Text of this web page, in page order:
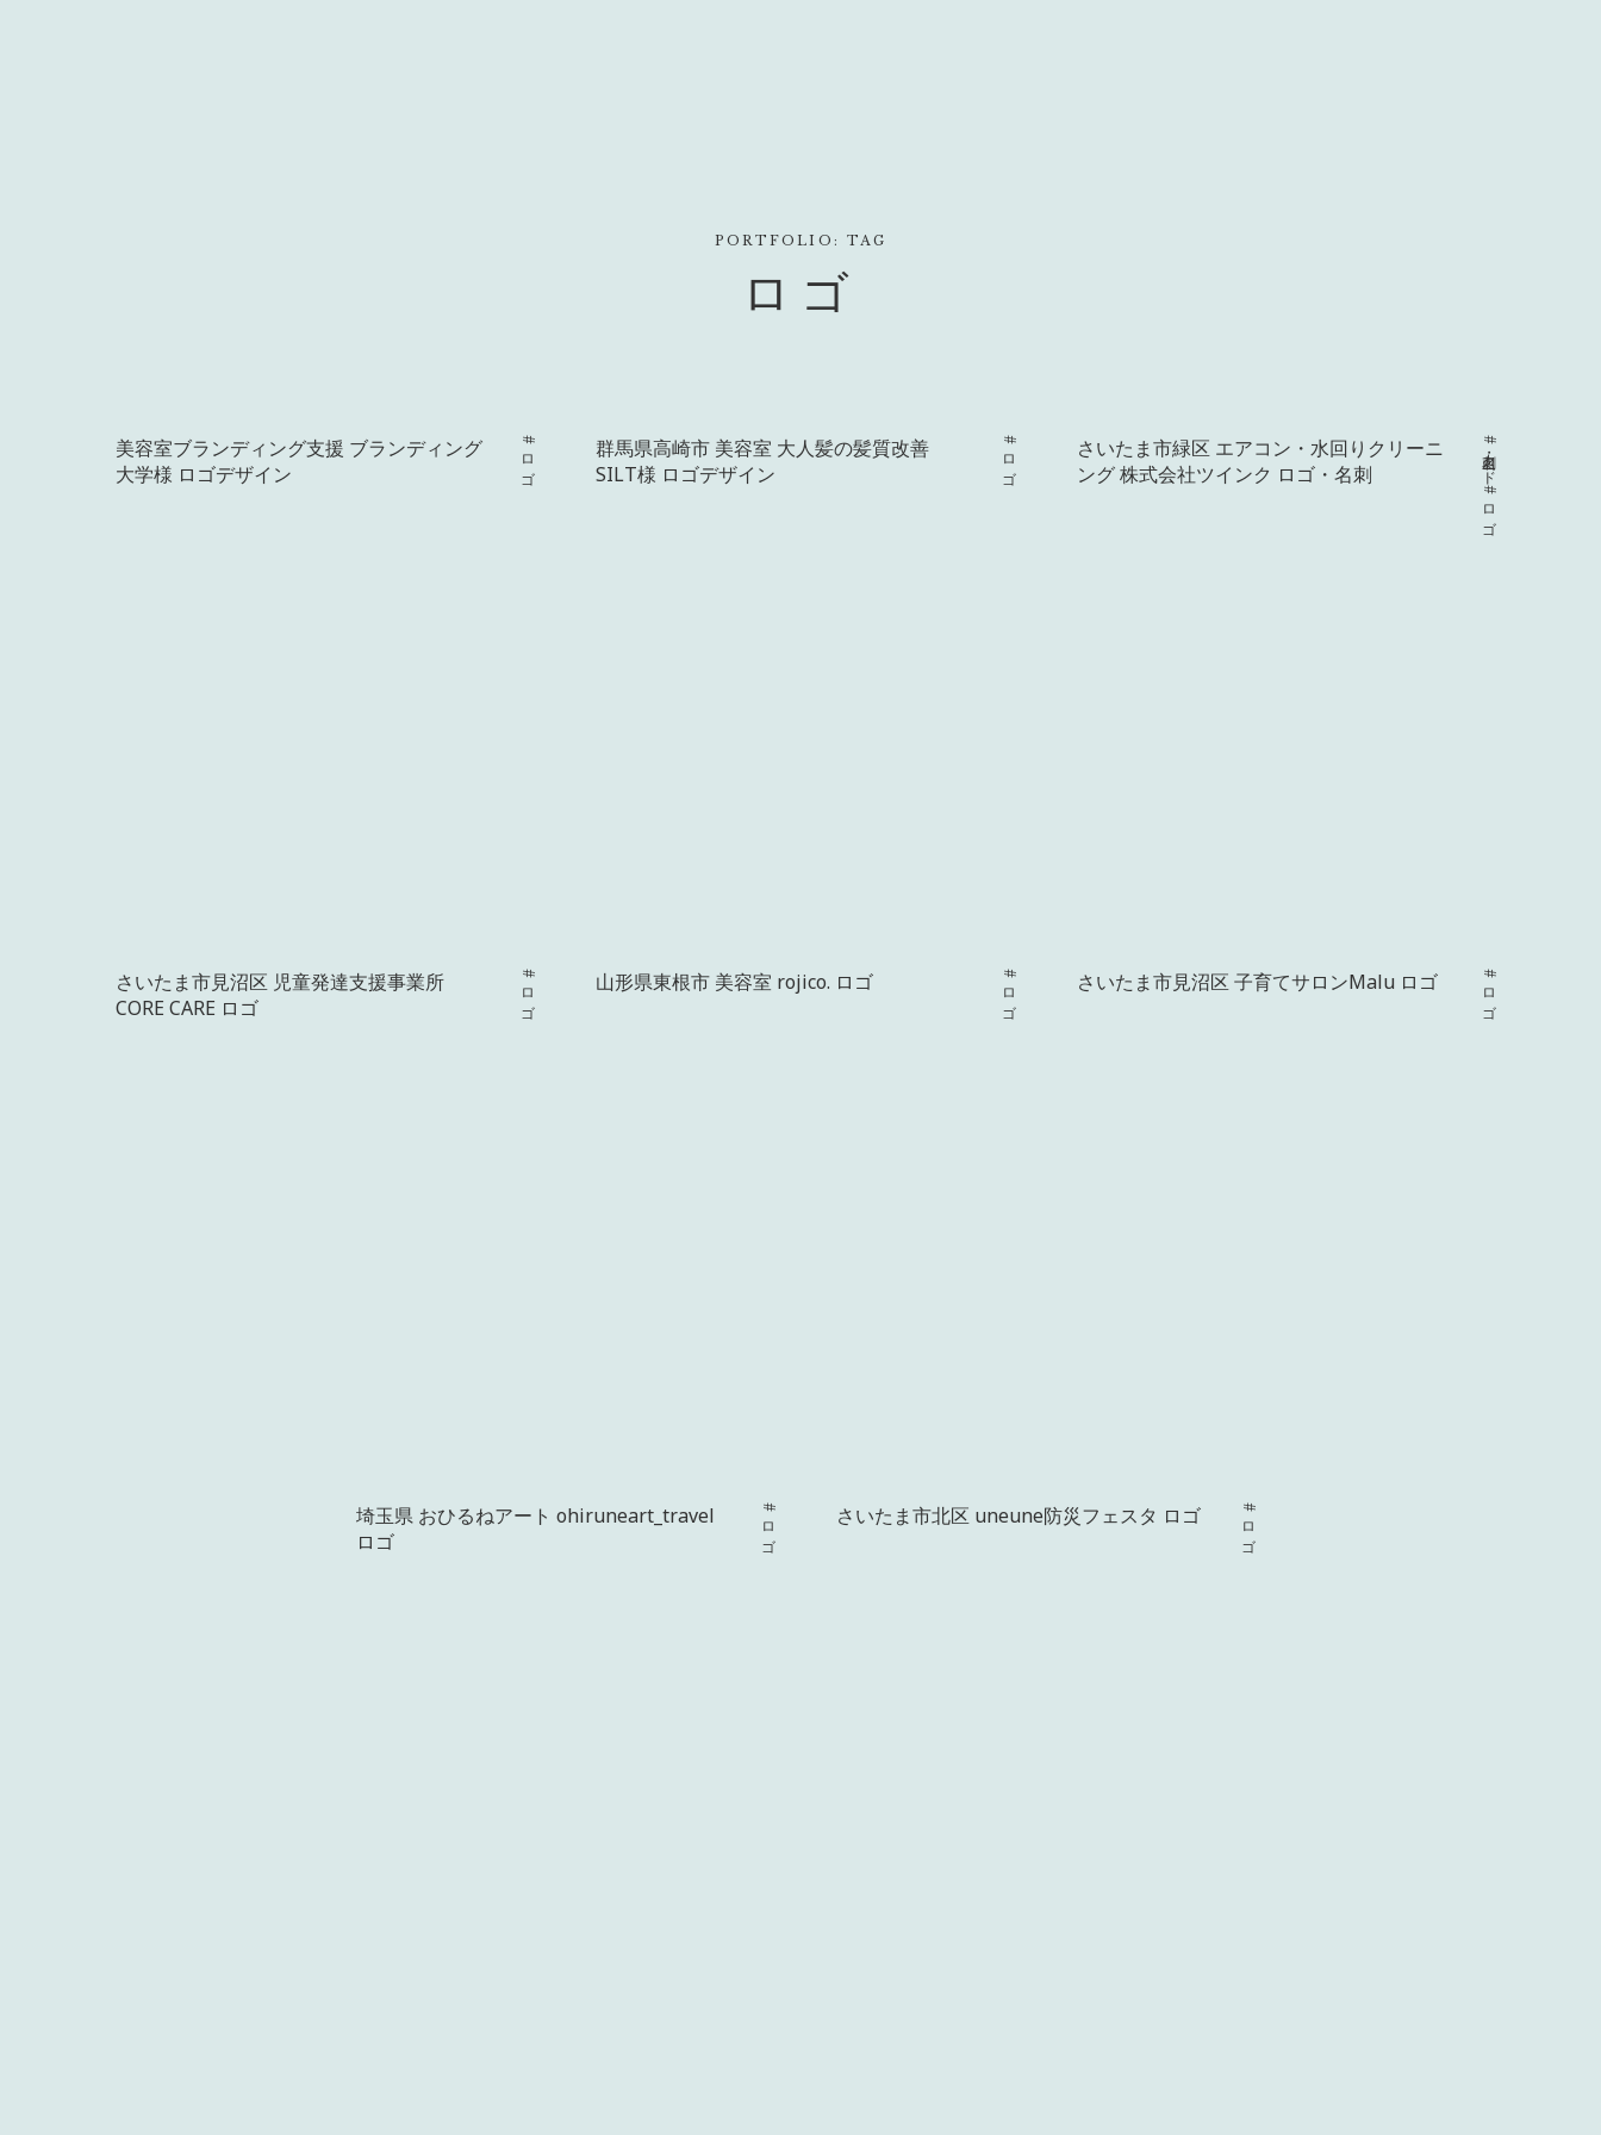
PORTFOLIO: TAG
ロゴ
美容室ブランディング支援 ブランディング
大学様 ロゴデザイン
#ロゴ
群馬県高崎市 美容室 大人髪の髪質改善
SILT様 ロゴデザイン
#ロゴ
さいたま市緑区 エアコン・水回りクリーニ
ング 株式会社ツインク ロゴ・名刺
#名刺・カード
#ロゴ
さいたま市見沼区 児童発達支援事業所
CORE CARE ロゴ
#ロゴ 山形県東根市 美容室 rojico. ロゴ #ロゴ さいたま市見沼区 子育てサロンMalu ロゴ #ロゴ
埼玉県 おひるねアート ohiruneart_travel
ロゴ
#ロゴ さいたま市北区 uneune防災フェスタ ロゴ #ロゴ